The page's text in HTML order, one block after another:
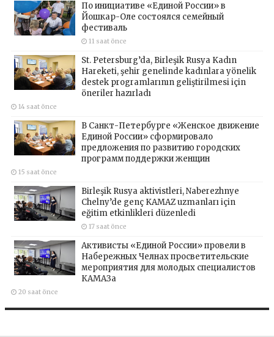
По инициативе «Единой России» в
Йошкар-Оле состоялся семейный
фестиваль
11 saat önce
St. Petersburg’da, Birleşik Rusya Kadın
Hareketi, şehir genelinde kadınlara yönelik
destek programlarının geliştirilmesi için
öneriler hazırladı
14 saat önce
В Санкт-Петербурге «Женское движение
Единой России» сформировало
предложения по развитию городских
программ поддержки женщин
15 saat önce
Birleşik Rusya aktivistleri, Naberezhnye
Chelny’de genç KAMAZ uzmanları için
eğitim etkinlikleri düzenledi
17 saat önce
Активисты «Единой России» провели в
Набережных Челнах просветительские
мероприятия для молодых специалистов
КАМАЗа
20 saat önce